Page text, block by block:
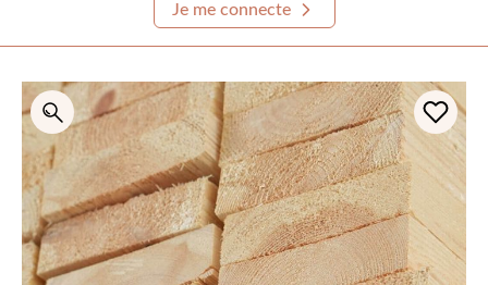
Je me connecte